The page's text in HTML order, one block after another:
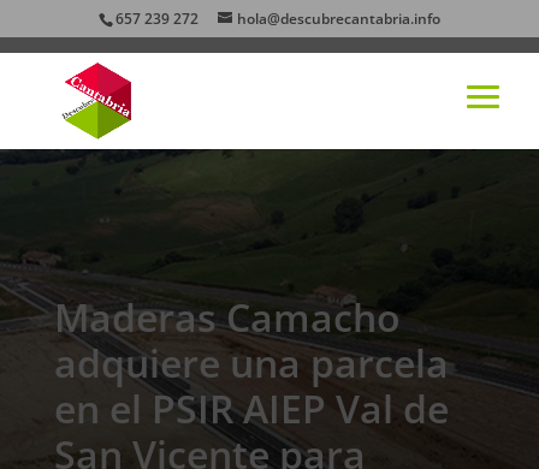
657 239 272 hola@descubrecantabria.info
Maderas Camacho
adquiere una parcela
en el PSIR AIEP Val de
San Vicente para